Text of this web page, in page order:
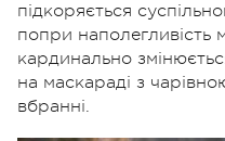
підкоряється
попри наполегливість
кардинально
на маскараді з
вбранні.